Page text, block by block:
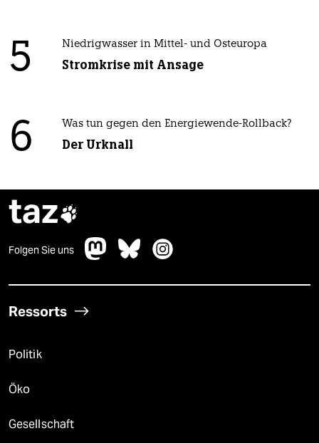
5 Niedrigwasser in Mittel- und Osteuropa
Stromkrise mit Ansage
6 Was tun gegen den Energiewende-Rollback?
Der Urknall
taz
Folgen Sie uns
Ressorts
Politik
Öko
Gesellschaft